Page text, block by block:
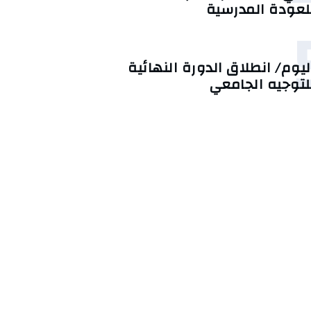
المدرسية
انطلاق الدورة النهائية
الجامعي